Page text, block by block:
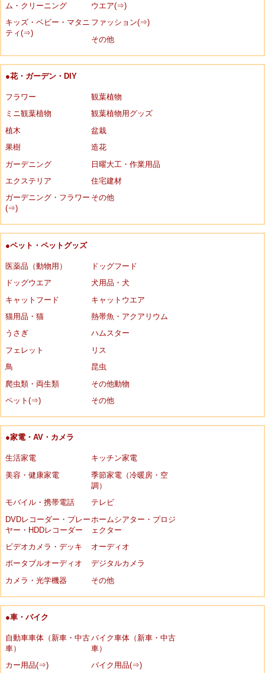
ム・クリーニング
ウエア(⇒)
キッズ・ベビー・マタニ
ティ(⇒)
ファッション(⇒)
その他
●花・ガーデン・DIY
フラワー
観葉植物
ミニ観葉植物
観葉植物用グッズ
植木
盆栽
果樹
造花
ガーデニング
日曜大工・作業用品
エクステリア
住宅建材
ガーデニング・フラワー
(⇒)
その他
●ペット・ペットグッズ
医薬品（動物用）
ドッグフード
ドッグウエア
犬用品・犬
キャットフード
キャットウエア
猫用品・猫
熱帯魚・アクアリウム
うさぎ
ハムスター
フェレット
リス
鳥
昆虫
爬虫類・両生類
その他動物
ペット(⇒)
その他
●家電・AV・カメラ
生活家電
キッチン家電
美容・健康家電
季節家電（冷暖房・空
調）
モバイル・携帯電話
テレビ
DVDレコーダー・プレー
ヤー・HDDレコーダー
ホームシアター・プロジ
ェクター
ビデオカメラ・デッキ
オーディオ
ポータブルオーディオ
デジタルカメラ
カメラ・光学機器
その他
●車・バイク
自動車車体（新車・中古
車）
バイク車体（新車・中古
車）
カー用品(⇒)
バイク用品(⇒)